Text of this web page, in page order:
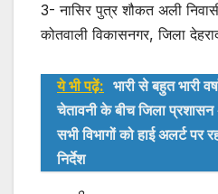
3- नासिर पुत्र शौकत अली
कोतवाली विकासनगर, जिला
ये भी पढ़ें: भारी से बहुत भारी
चेतावनी के बीच जिला प्रशासन
सभी विभागों को हाई अलर्ट पर
निर्देश